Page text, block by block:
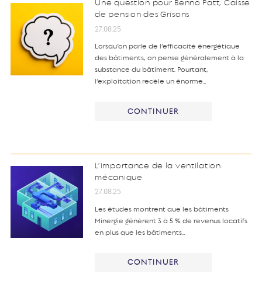
Une question pour Benno Patt, Caisse
de pension des Grisons
27.08.25
Lorsqu’on parle de l’efficacité énergétique
des bâtiments, on pense généralement à la
substance du bâtiment. Pourtant,
l’exploitation recèle un énorme…
CONTINUER
L’importance de la ventilation
mécanique
27.08.25
Les études montrent que les bâtiments
Minergie génèrent 3 à 5 % de revenus locatifs
en plus que les bâtiments…
CONTINUER